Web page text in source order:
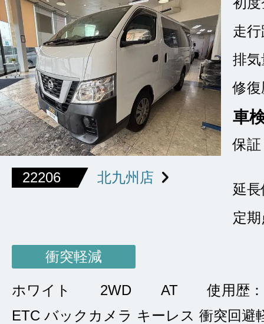
22206 北九州店
走
排気
修復
車
保証
延
定
衝突軽減
ホワイト 2WD AT
使用歴
ETC バックカメラ キーレス 衝突回避